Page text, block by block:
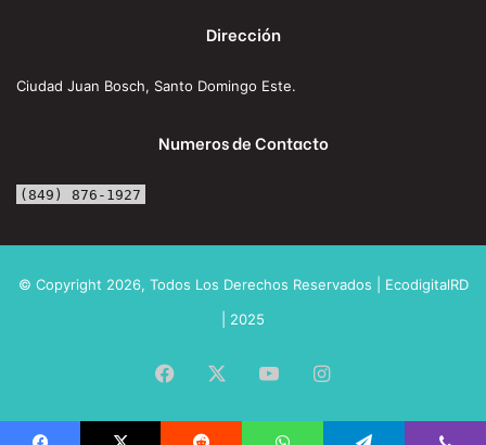
Dirección
Ciudad Juan Bosch, Santo Domingo Este.
Numeros de Contacto
(849) 876-1927
© Copyright 2026, Todos Los Derechos Reservados | EcodigitalRD
| 2025
Facebook YouTubeInstagram